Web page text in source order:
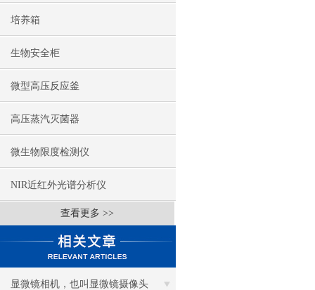
培养箱
生物安全柜
微型高压反应釜
高压蒸汽灭菌器
微生物限度检测仪
NIR近红外光谱分析仪
查看更多 >>
显微镜相机，也叫显微镜摄像头